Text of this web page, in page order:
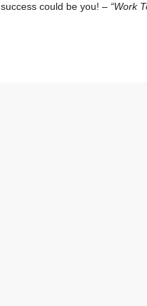
success could be you! – “Work